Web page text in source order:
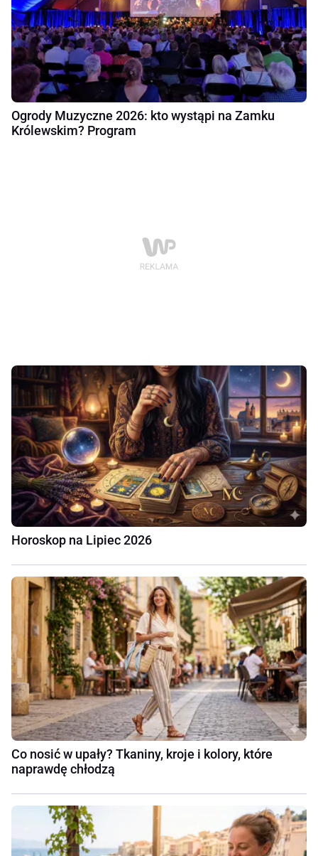
Ogrody Muzyczne 2026: kto wystąpi na Zamku
Królewskim? Program
Horoskop na Lipiec 2026
Co nosić w upały? Tkaniny, kroje i kolory, które
naprawdę chłodzą